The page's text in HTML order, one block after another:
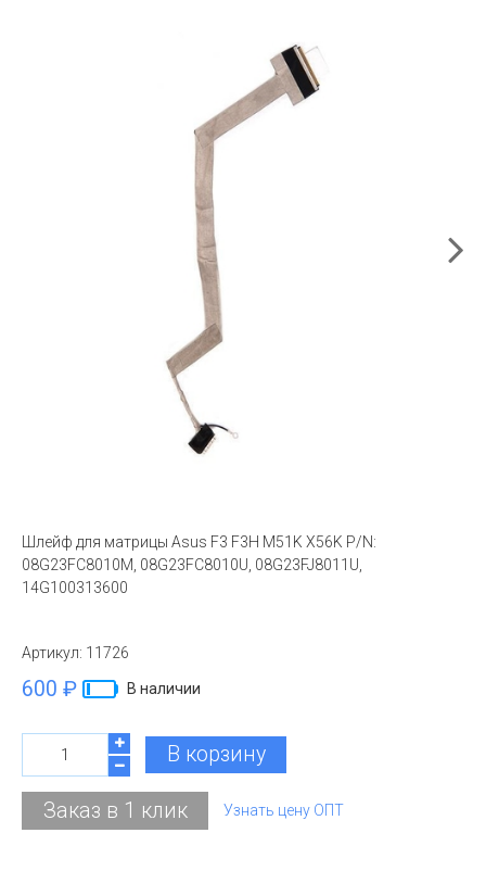
Шлейф для матрицы Asus F3 F3H M51K X56K P/N:
08G23FC8010M, 08G23FC8010U, 08G23FJ8011U,
14G100313600
Артикул: 11726
600 ₽ В наличии
В корзину
Заказ в 1 клик Узнать цену ОПТ